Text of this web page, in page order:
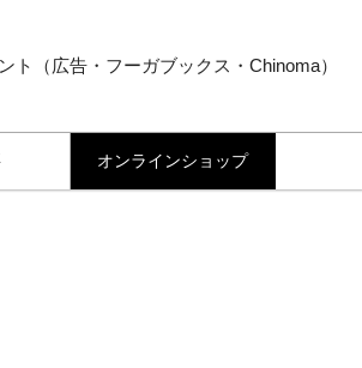
ト（広告・フーガブックス・Chinoma）
オンラインショップ